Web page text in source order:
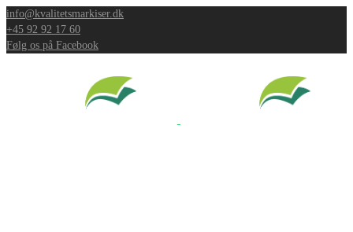
info@kvalitetsmarkiser.dk
+45 92 92 17 60
Følg os på Facebook